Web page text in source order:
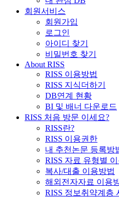
회원서비스
회원가입
로그인
아이디 찾기
비밀번호 찾기
About RISS
RISS 이용방법
RISS 지식더하기
DB연계 현황
BI 및 배너 다운로드
RISS 처음 방문 이세요?
RISS란?
RISS 이용권한
내 추천논문 등록방
RISS 자료 유형별
복사/대출 이용방법
해외전자자료 이용
RISS 정보취약계층